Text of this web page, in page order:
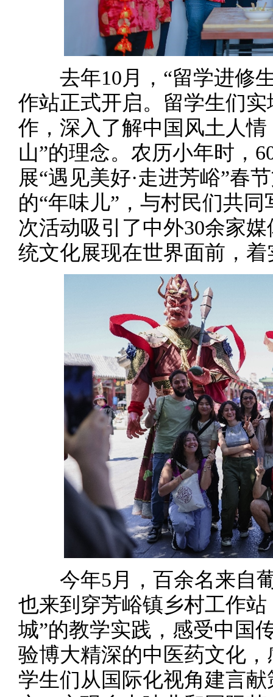
去年10月，“留学进修生
作站正式开启。留学生们
作，深入了解中国风土人
山”的理念。农历小年时，
展“遇见美好·走进芳峪”春
的“年味儿”，与村民们共
次活动吸引了中外30余家
统文化展现在世界面前，
今年5月，百余名来自葡
也来到穿芳峪镇乡村工作
城”的教学实践，感受中国
验博大精深的中医药文化
学生们从国际化视角建言